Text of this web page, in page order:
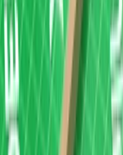
is te vinden op